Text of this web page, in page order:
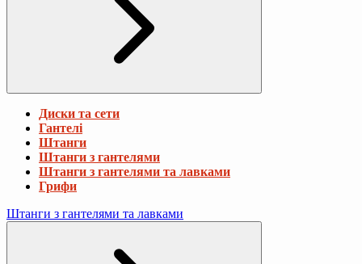
Диски та сети
Гантелі
Штанги
Штанги з гантелями
Штанги з гантелями та лавками
Грифи
Штанги з гантелями та лавками